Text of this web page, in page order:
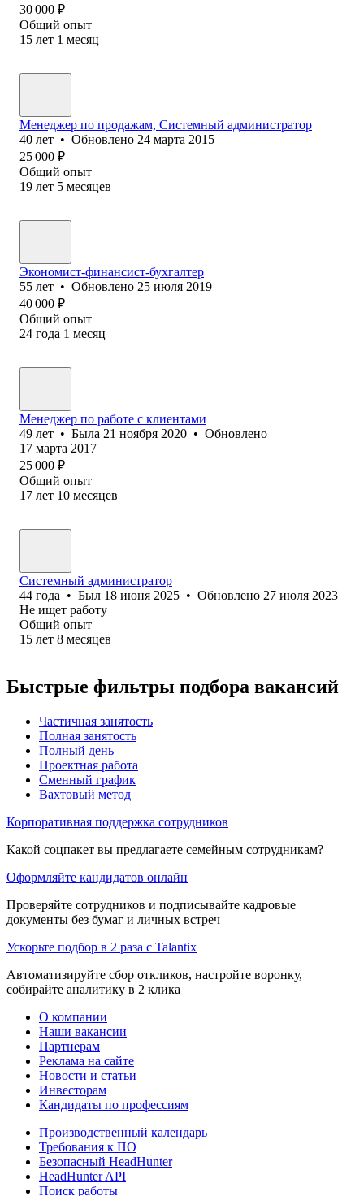
30 000 ₽
Общий опыт
15 лет 1 месяц
Менеджер по продажам, Системный администратор
40 лет • Обновлено 24 марта 2015
25 000 ₽
Общий опыт
19 лет 5 месяцев
Экономист-финансист-бухгалтер
55 лет • Обновлено 25 июля 2019
40 000 ₽
Общий опыт
24 года 1 месяц
Менеджер по работе с клиентами
49 лет • Была 21 ноября 2020 • Обновлено
17 марта 2017
25 000 ₽
Общий опыт
17 лет 10 месяцев
Системный администратор
44 года • Был 18 июня 2025 • Обновлено 27 июля 2023
Не ищет работу
Общий опыт
15 лет 8 месяцев
Быстрые фильтры подбора вакансий
Частичная занятость
Полная занятость
Полный день
Проектная работа
Сменный график
Вахтовый метод
Корпоративная поддержка сотрудников
Какой соцпакет вы предлагаете семейным сотрудникам?
Оформляйте кандидатов онлайн
Проверяйте сотрудников и подписывайте кадровые
документы без бумаг и личных встреч
Ускорьте подбор в 2 раза с Talantix
Автоматизируйте сбор откликов, настройте воронку,
собирайте аналитику в 2 клика
О компании
Наши вакансии
Партнерам
Реклама на сайте
Новости и статьи
Инвесторам
Кандидаты по профессиям
Производственный календарь
Требования к ПО
Безопасный HeadHunter
HeadHunter API
Поиск работы